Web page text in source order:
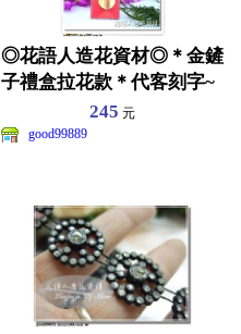
◎花語人造花資材◎＊金鏟
子禮盒拉花款＊代客刻字~
店面~開工~動土贈品
245 元
good99889